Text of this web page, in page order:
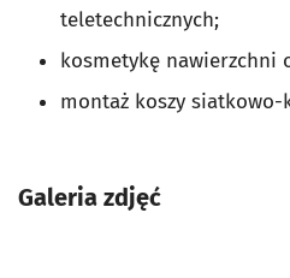
teletechnicznych;
kosmetykę nawierzchni
montaż koszy siatkowo-
Galeria zdjęć